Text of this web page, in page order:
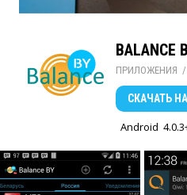
BALANCE
ПРИЛОЖЕНИЯ /
СКАЧАТЬ
Android